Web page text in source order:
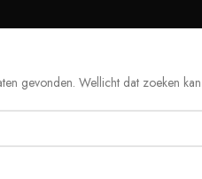
gevonden. Wellicht dat zoeken